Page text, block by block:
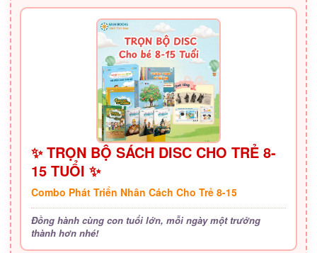
✨ TRỌN BỘ SÁCH DISC CHO TRẺ 8-
15 TUỔI ✨
Combo Phát Triển Nhân Cách Cho Trẻ 8-15
Đồng hành cùng con tuổi lớn, mỗi ngày một trưởng
thành hơn nhé!